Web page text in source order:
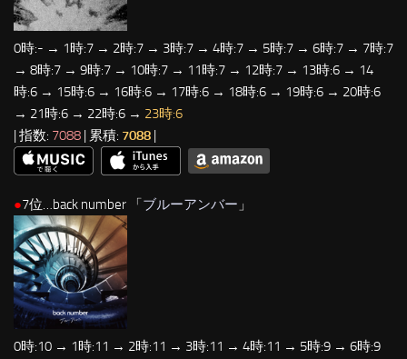
0時:- → 1時:7 → 2時:7 → 3時:7 → 4時:7 → 5時:7 → 6時:7 → 7時:7
→ 8時:7 → 9時:7 → 10時:7 → 11時:7 → 12時:7 → 13時:6 → 14
時:6 → 15時:6 → 16時:6 → 17時:6 → 18時:6 → 19時:6 → 20時:6
→ 21時:6 → 22時:6 → 23時:6
| 指数: 7088 | 累積: 7088 |
●7位…back number 「 ブルーアンバー 」
0時:10 → 1時:11 → 2時:11 → 3時:11 → 4時:11 → 5時:9 → 6時:9